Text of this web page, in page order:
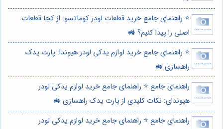
⭐️ راهنمای جامع خرید قطعات لودر کوماتسو: از کجا قطعات
اصلی را پیدا کنیم؟ 🚜
⭐️ راهنمای جامع خرید لوازم یدکی لودر هیوندا: پارت یدک
راهسازی 🚜
راهنمای جامع ⭐️ راهنمای جامع خرید لوازم یدکی لودر
هیوندای: نکات کلیدی از پارت یدک راهسازی 🚜
راهنمای جامع ⭐️ راهنمای جامع خرید لوازم یدکی لودر